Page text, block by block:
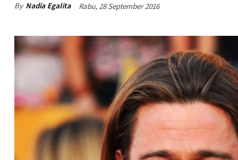
By Nadia Egalita Rabu, 28 September 2016